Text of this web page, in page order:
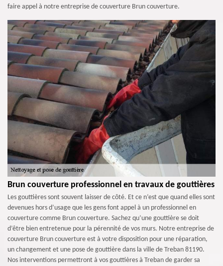
faire appel à notre entreprise de couverture Brun couverture.
Brun couverture professionnel en travaux de gouttières
Les gouttières sont souvent laisser de côté. Et ce n’est que quand elles sont
devenues hors d’usage que les gens font appel à un professionnel en
couverture comme Brun couverture. Sachez qu’une gouttière se doit
d’être bien entretenue pour la pérennité de vos murs. Notre entreprise de
couverture Brun couverture est à votre disposition pour une réparation,
un changement et une pose de gouttière dans la ville de Treban 81190.
Nos interventions permettront à vos gouttières à Treban de garder sa